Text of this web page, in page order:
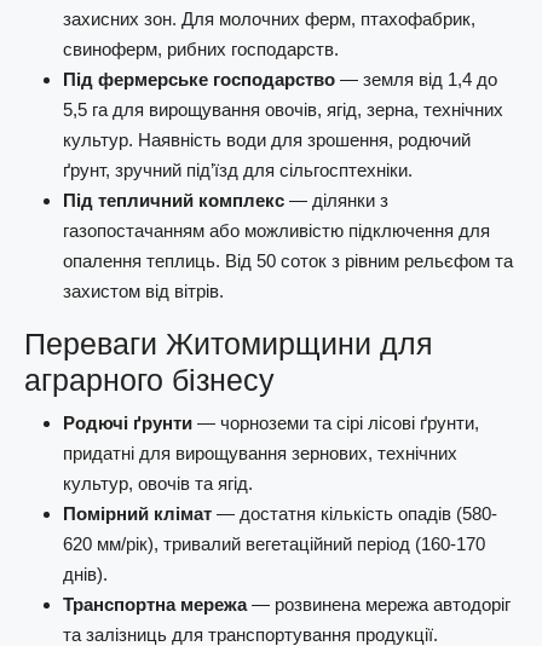
захисних зон. Для молочних ферм, птахофабрик,
свиноферм, рибних господарств.
Під фермерське господарство — земля від 1,4 до
5,5 га для вирощування овочів, ягід, зерна, технічних
культур. Наявність води для зрошення, родючий
ґрунт, зручний під’їзд для сільгосптехніки.
Під тепличний комплекс — ділянки з
газопостачанням або можливістю підключення для
опалення теплиць. Від 50 соток з рівним рельєфом та
захистом від вітрів.
Переваги Житомирщини для
аграрного бізнесу
Родючі ґрунти — чорноземи та сірі лісові ґрунти,
придатні для вирощування зернових, технічних
культур, овочів та ягід.
Помірний клімат — достатня кількість опадів (580-
620 мм/рік), тривалий вегетаційний період (160-170
днів).
Транспортна мережа— розвинена мережа автодоріг
та залізниць для транспортування продукції.